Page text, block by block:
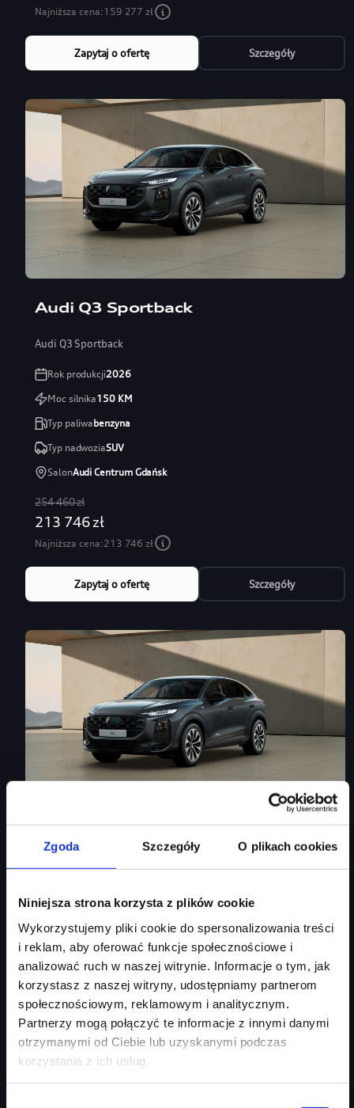
Zgoda Szczegóły O plikach cookies
Niniejsza strona korzysta z plików cookie
Wykorzystujemy pliki cookie do spersonalizowania treści
i reklam, aby oferować funkcje społecznościowe i
analizować ruch w naszej witrynie. Informacje o tym, jak
korzystasz z naszej witryny, udostępniamy partnerom
społecznościowym, reklamowym i analitycznym.
Partnerzy mogą połączyć te informacje z innymi danymi
otrzymanymi od Ciebie lub uzyskanymi podczas
korzystania z ich usług.
Najniższa cena:159 277 zł
Zapytaj o ofertę Szczegóły
Audi Q3 Sportback
Audi Q3 Sportback
Rok produkcji2026
Moc silnika150KM
Typ paliwabenzyna
Typ nadwoziaSUV
SalonAudi Centrum Gdańsk
254 460 zł
213 746 zł
Najniższa cena:213 746 zł
Zapytaj o ofertę Szczegóły
Audi Q3 Sportback
Rok produkcji2026
Moc silnika150 KM
Typ paliwa benzyna
Typ nadwozia
SalonAudi Centrum Gdańsk
254 460 zł
213 746 zł